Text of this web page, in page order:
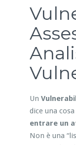
Un
dice una
entrare un
Non è una